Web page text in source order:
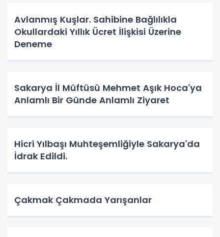
Avlanmış Kuşlar. Sahibine Bağlılıkla
Okullardaki Yıllık Ücret İlişkisi Üzerine
Deneme
Sakarya İl Müftüsü Mehmet Aşık Hoca'ya
Anlamlı Bir Günde Anlamlı Ziyaret
Hicri Yılbaşı Muhteşemliğiyle Sakarya'da
İdrak Edildi.
Çakmak Çakmada Yarışanlar